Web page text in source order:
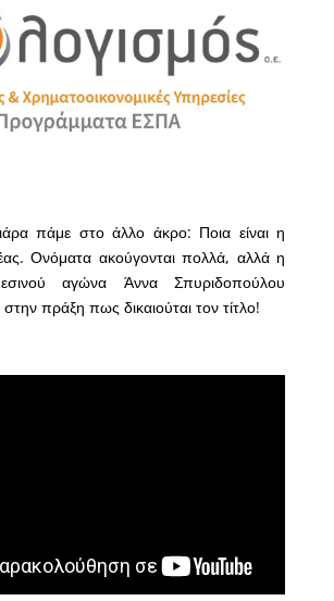
πάμε στο άλλο άκρο: Ποια είναι η
Ονόματα ακούγονται πολλά, αλλά η
αγώνα Άννα Σπυριδοπούλου
στην πράξη πως δικαιούται τον τίτλο!